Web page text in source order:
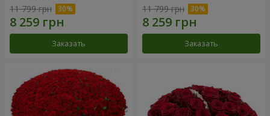
11 799 грн
Заказать
11 799 грн
Заказать